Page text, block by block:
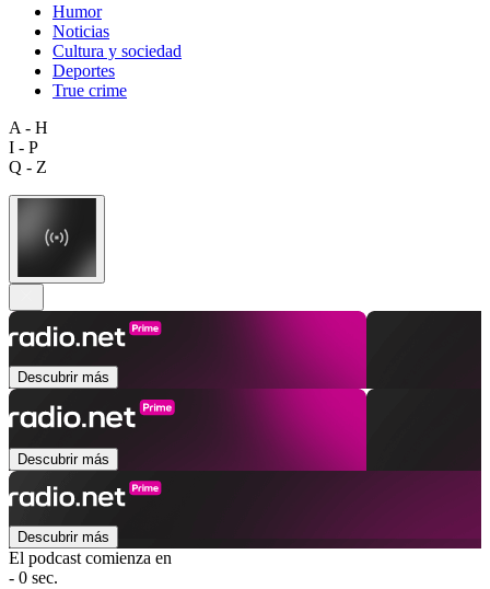
Humor
Noticias
Cultura y sociedad
Deportes
True crime
A - H
I - P
Q - Z
Descubrir más
Descubrir más
Descubrir más
El podcast comienza en
- 0 sec.